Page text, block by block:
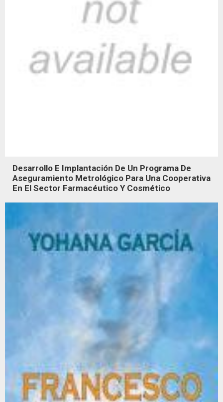
Desarrollo E Implantación De Un Programa De
Aseguramiento Metrológico Para Una Cooperativa
En El Sector Farmacéutico Y Cosmético